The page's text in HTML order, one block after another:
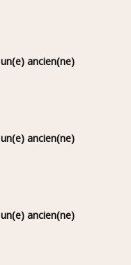
un(e) ancien(ne)
un(e) ancien(ne)
un(e) ancien(ne)